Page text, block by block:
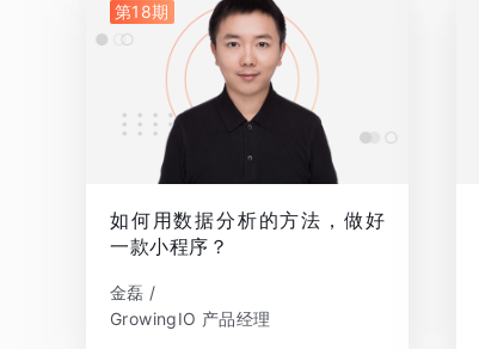
第18期
如何用数据分析的方法，做好
一款小程序？
金磊 /
GrowingIO 产品经理